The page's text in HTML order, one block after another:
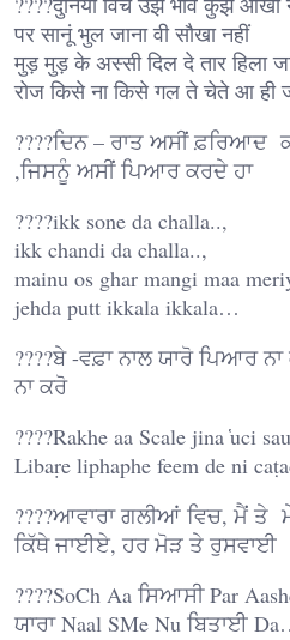
पर सानूं भुल जाना वी सौखा नहीं
मुड़ मुड़ के अस्सी दिल दे तार हिला
रोज किसे ना किसे गल ते चेते आ ही
????ਦਿਨ – ਰਾਤ ਅਸੀਂ ਫ਼ਰਿਆਦ
,ਜਿਸਨੂੰ ਅਸੀਂ ਪਿਆਰ ਕਰਦੇ ਹਾ
????ikk sone da challa..,
ikk chandi da challa..,
mainu os ghar mangi maa
jehda putt ikkala ikkala…
????ਬੇ -ਵਫ਼ਾ ਨਾਲ ਯਾਰੋ ਪਿਆਰ
ਨਾ ਕਰੋ
????Rakhe aa Scale jina ̔uci
Libaṛe liphaphe feem de ni
????ਆਵਾਰਾ ਗਲੀਆਂ ਵਿਚ, ਮੈਂ ਤੇ
ਕਿੱਥੇ ਜਾਈਏ, ਹਰ ਮੋੜ ਤੇ ਰੁਸਵਾਈ
????SoCh Aa ਸਿਆਸੀ Par
ਯਾਰਾ Naal SMe Nu ਬਿਤਾਈ